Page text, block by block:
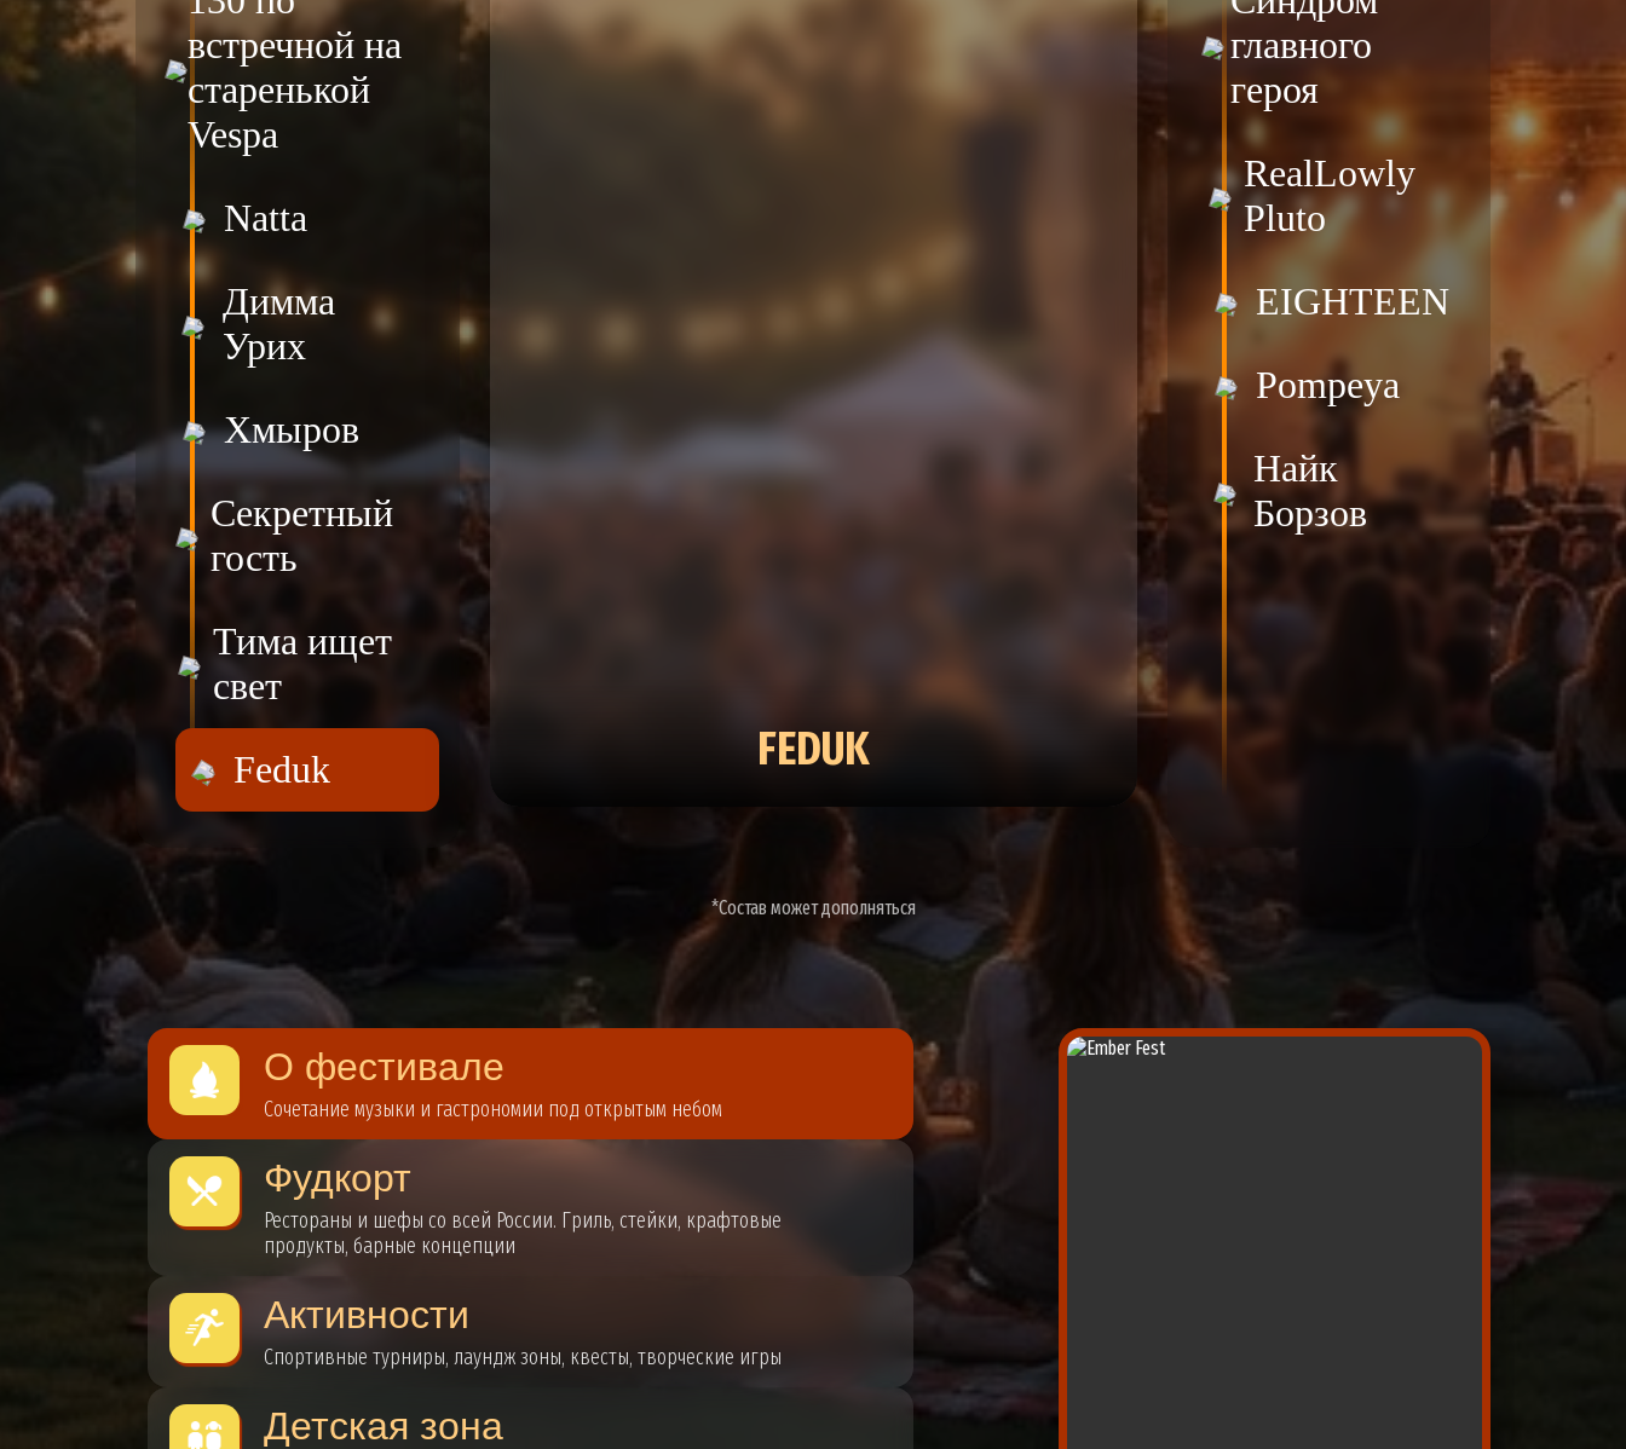
встречной на
старенькой
Vespa
Natta
Димма
Урих
Хмыров
Секретный
гость
Тима ищет
свет
Feduk
FEDUK
главного
героя
RealLowly
Pluto
EIGHTEEN
Pompeya
Найк
Борзов
*Состав может дополняться
О фестивале
Сочетание музыки и гастрономии под открытым небом
Фудкорт
Рестораны и шефы со всей России. Гриль, стейки, крафтовые
продукты, барные концепции
Активности
Спортивные турниры, лаундж зоны, квесты, творческие игры
Детская зона